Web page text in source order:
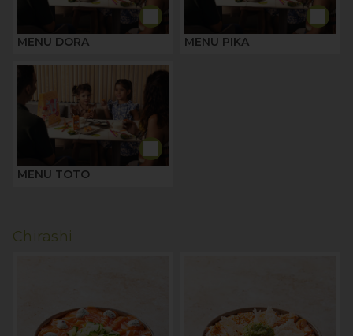
MENU DORA MENU PIKA
MENU TOTO
Chirashi